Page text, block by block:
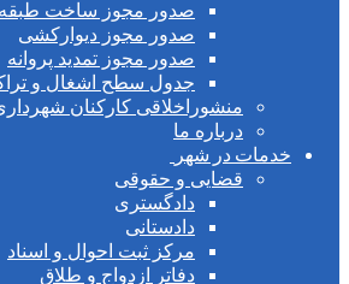
صدور مجوز ساخت طبقه دوم
صدور مجوز دیوارکشی
صدور مجوز تمدید پروانه
جدول سطح اشغال و تراکم
منشوراخلاقی کارکنان شهرداری
در شهر
قضایی و حقوقی
دادگستری
مرکز ثبت احوال و اسناد
دفاتر ازدواج و طلاق